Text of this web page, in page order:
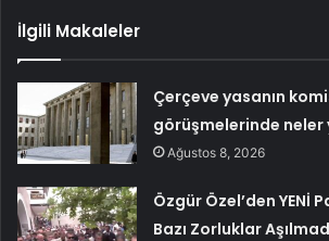
İlgili Makaleler
Çerçeve yasanın
görüşmelerinde neler
Ağustos 8, 2026
Özgür Özel’den YENİ
Bazı Zorluklar